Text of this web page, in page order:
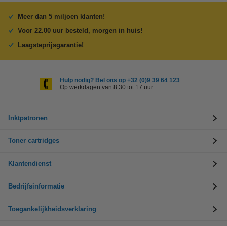
Meer dan 5 miljoen klanten!
Voor 22.00 uur besteld, morgen in huis!
Laagsteprijsgarantie!
Hulp nodig? Bel ons op +32 (0)9 39 64 123
Op werkdagen van 8.30 tot 17 uur
Inktpatronen
Toner cartridges
Klantendienst
Bedrijfsinformatie
Toegankelijkheidsverklaring